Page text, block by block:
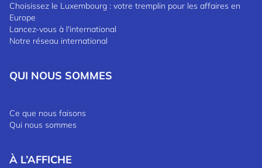
Choisissez le Luxembourg : votre tremplin pour les affaires en
Europe
Lancez-vous à l'international
Notre réseau international
QUI NOUS SOMMES
Ce que nous faisons
Qui nous sommes
À L’AFFICHE